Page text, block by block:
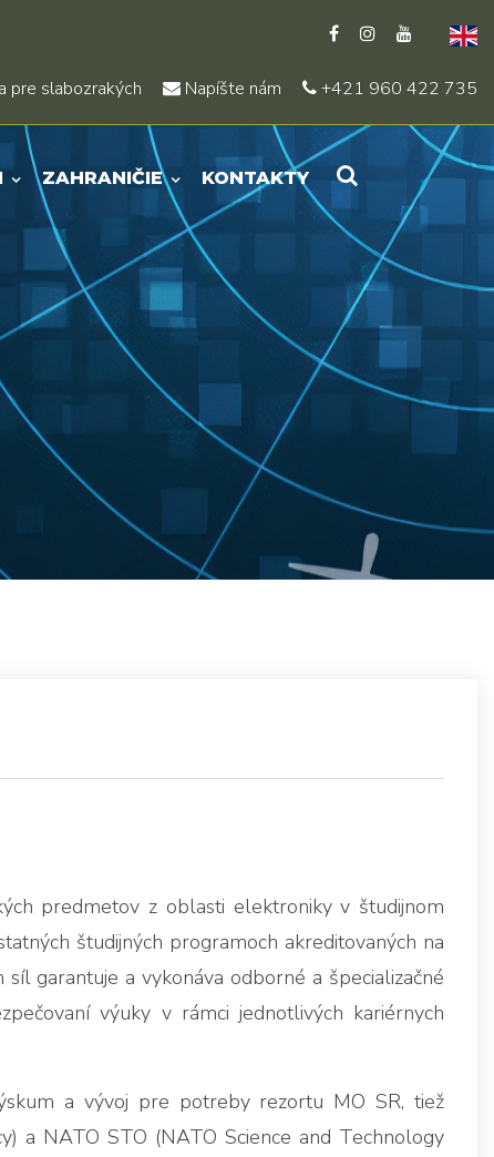
pre slabozrakých Napíšte nám +421 960 422 735
ZAHRANIČIE KONTAKTY
predmetov z oblasti elektroniky v študijnom
študijných programoch akreditovaných na
garantuje a vykonáva odborné a špecializačné
výuky v rámci jednotlivých kariérnych
a vývoj pre potreby rezortu MO SR, tiež
a NATO STO (NATO Science and Technology